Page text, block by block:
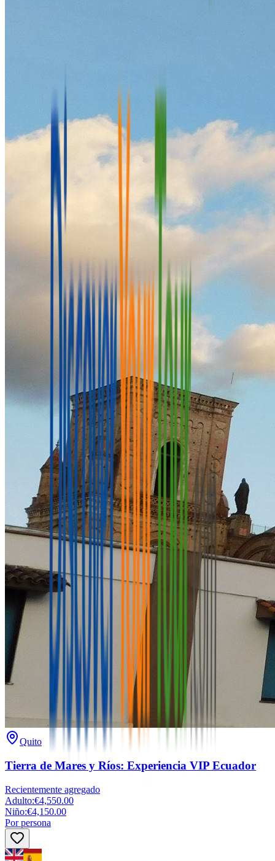
Quito
Tierra de Mares y Ríos: Experiencia VIP Ecuador
Recientemente agregado
Adulto:€4,550.00
Niño:€4,150.00
Por persona